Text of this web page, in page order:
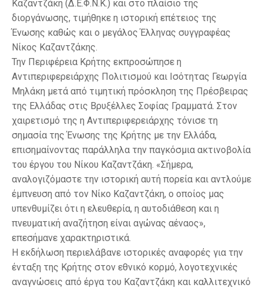
Καζαντζάκη (Δ.Ε.Φ.Ν.Κ.) και στο πλαίσιο της
διοργάνωσης, τιμήθηκε η ιστορική επέτειος της
Ένωσης καθώς και ο μεγάλος Έλληνας συγγραφέας
Νίκος Καζαντζάκης.
Την Περιφέρεια Κρήτης εκπροσώπησε η
Αντιπεριφερειάρχης Πολιτισμού και Ισότητας Γεωργία
Μηλάκη μετά από τιμητική πρόσκληση της Πρέσβειρας
της Ελλάδας στις Βρυξέλλες Σοφίας Γραμματά. Στον
χαιρετισμό της η Αντιπεριφερειάρχης τόνισε τη
σημασία της Ένωσης της Κρήτης με την Ελλάδα,
επισημαίνοντας παράλληλα την παγκόσμια ακτινοβολία
του έργου του Νίκου Καζαντζάκη. «Σήμερα,
αναλογιζόμαστε την ιστορική αυτή πορεία και αντλούμε
έμπνευση από τον Νίκο Καζαντζάκη, ο οποίος μας
υπενθυμίζει ότι η ελευθερία, η αυτοδιάθεση και η
πνευματική αναζήτηση είναι αγώνας αέναος»,
επεσήμανε χαρακτηριστικά.
Η εκδήλωση περιελάβανε ιστορικές αναφορές για την
ένταξη της Κρήτης στον εθνικό κορμό, λογοτεχνικές
αναγνώσεις από έργα του Καζαντζάκη και καλλιτεχνικό